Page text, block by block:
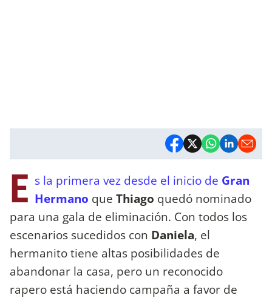
E s la primera vez desde el inicio de Gran
Hermano que Thiago quedó nominado
para una gala de eliminación. Con todos los
escenarios sucedidos con Daniela, el
hermanito tiene altas posibilidades de
abandonar la casa, pero un reconocido
rapero está haciendo campaña a favor de